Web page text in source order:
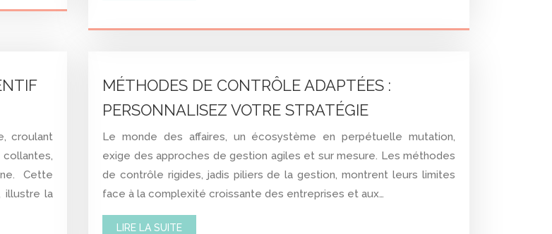
croulant
Cette
illustre la
MÉTHODES DE CONTRÔLE ADAPTÉES :
PERSONNALISEZ VOTRE STRATÉGIE
Le monde des affaires, un écosystème en perpétuelle mutation,
exige des approches de gestion agiles et sur mesure. Les méthodes
de contrôle rigides, jadis piliers de la gestion, montrent leurs limites
face à la complexité croissante des entreprises et aux…
LIRE LA SUITE